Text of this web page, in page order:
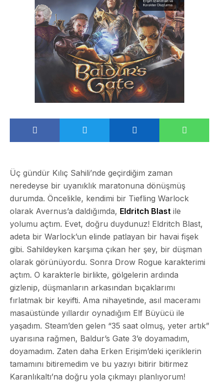
Üç gündür Kılıç Sahili’nde geçirdiğim zaman
neredeyse bir uyanıklık maratonuna dönüşmüş
durumda. Öncelikle, kendimi bir Tiefling Warlock
olarak Avernus’a daldığımda, Eldritch Blast ile
yolumu açtım. Evet, doğru duydunuz! Eldritch Blast,
adeta bir Warlock’un elinde patlayan bir havai fişek
gibi. Sahildeyken karşıma çıkan her şey, bir düşman
olarak görünüyordu. Sonra Drow Rogue karakterimi
açtım. O karakterle birlikte, gölgelerin ardında
gizlenip, düşmanların arkasından bıçaklarımı
fırlatmak bir keyifti. Ama nihayetinde, asıl maceramı
masaüstünde yıllardır oynadığım Elf Büyücü ile
yaşadım. Steam’den gelen “35 saat olmuş, yeter artık”
uyarısına rağmen, Baldur’s Gate 3’e doyamadım,
doyamadım. Zaten daha Erken Erişim’deki içeriklerin
tamamını bitiremedim ve bu yazıyı bitirir bitirmez
Karanlıkaltı’na doğru yola çıkmayı planlıyorum!